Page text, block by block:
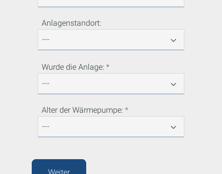
Anlagenstandort:
Wurde die Anlage:
Alter der Wärmepumpe: